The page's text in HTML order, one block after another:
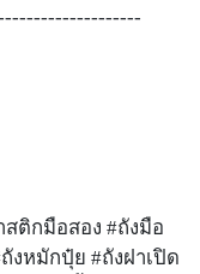
ติกมือสอง #ถังมือ
งหมักปุ๋ย #ถังฝาเปิด